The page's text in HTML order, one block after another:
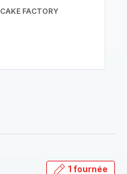
CAKE FACTORY
1 fournée